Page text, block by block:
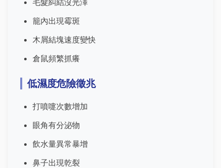
毛髮糾結沒光澤
籠內出現霉斑
木屑結塊速度變快
倉鼠頻繁抓癢
低濕度危險徵兆
打噴嚏次數增加
眼角有分泌物
飲水量異常暴增
鼻子出現乾裂